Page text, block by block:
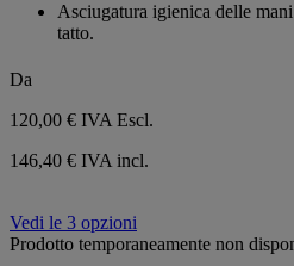
Asciugatura igienica delle
tatto.
Da
120,00 € IVA Escl.
146,40 € IVA incl.
Vedi le 3 opzioni
Prodotto temporaneamente non